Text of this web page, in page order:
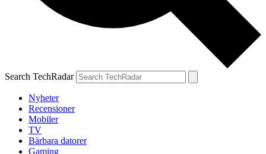
Search TechRadar
Nyheter
Recensioner
Mobiler
TV
Bärbara datorer
Gaming